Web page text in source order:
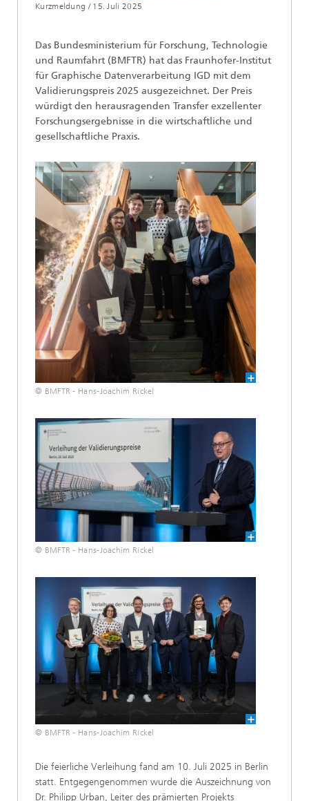
Kurzmeldung / 15. Juli 2025
Das Bundesministerium für Forschung, Technologie
und Raumfahrt (BMFTR) hat das Fraunhofer-Institut
für Graphische Datenverarbeitung IGD mit dem
Validierungspreis 2025 ausgezeichnet. Der Preis
würdigt den herausragenden Transfer exzellenter
Forschungsergebnisse in die wirtschaftliche und
gesellschaftliche Praxis.
© BMFTR - Hans-Joachim Rickel
© BMFTR - Hans-Joachim Rickel
© BMFTR - Hans-Joachim Rickel
Die feierliche Verleihung fand am 10. Juli 2025 in Berlin
statt. Entgegengenommen wurde die Auszeichnung von
Dr. Philipp Urban, Leiter des prämierten Projekts